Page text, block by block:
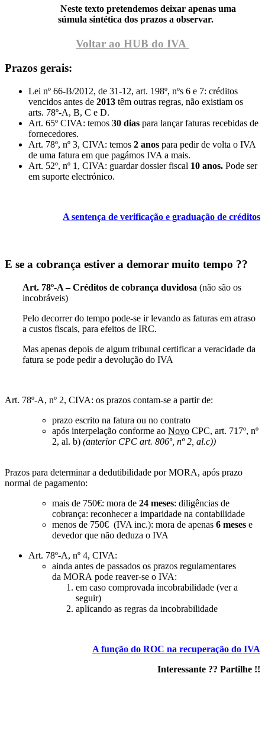
Neste texto pretendemos deixar apenas uma
súmula sintética dos prazos a observar.
Voltar ao HUB do IVA
Prazos gerais:
Lei nº 66-B/2012, de 31-12, art. 198º, nºs 6 e 7: créditos
vencidos antes de 2013 têm outras regras, não existiam os
arts. 78º-A, B, C e D.
Art. 65º CIVA: temos 30 dias para lançar faturas recebidas de
fornecedores.
Art. 78º, nº 3, CIVA: temos 2 anos para pedir de volta o IVA
de uma fatura em que pagámos IVA a mais.
Art. 52º, nº 1, CIVA: guardar dossier fiscal 10 anos. Pode ser
em suporte electrónico.
A sentença de verificação e graduação de créditos
E se a cobrança estiver a demorar muito tempo ??
Art. 78º-A – Créditos de cobrança duvidosa (não são os
incobráveis)
Pelo decorrer do tempo pode-se ir levando as faturas em atraso
a custos fiscais, para efeitos de IRC.
Mas apenas depois de algum tribunal certificar a veracidade da
fatura se pode pedir a devolução do IVA
Art. 78º-A, nº 2, CIVA: os prazos contam-se a partir de:
prazo escrito na fatura ou no contrato
após interpelação conforme ao Novo CPC, art. 717º, nº
2, al. b) (anterior CPC art. 806º, nº 2, al.c))
Prazos para determinar a dedutibilidade por MORA, após prazo
normal de pagamento:
mais de 750€: mora de 24 meses: diligências de
cobrança: reconhecer a imparidade na contabilidade
menos de 750€ (IVA inc.): mora de apenas 6 meses e
devedor que não deduza o IVA
Art. 78º-A, nº 4, CIVA:
ainda antes de passados os prazos regulamentares
da MORA pode reaver-se o IVA:
em caso comprovada incobrabilidade (ver a
seguir)
aplicando as regras da incobrabilidade
A função do ROC na recuperação do IVA
Interessante ?? Partilhe !!